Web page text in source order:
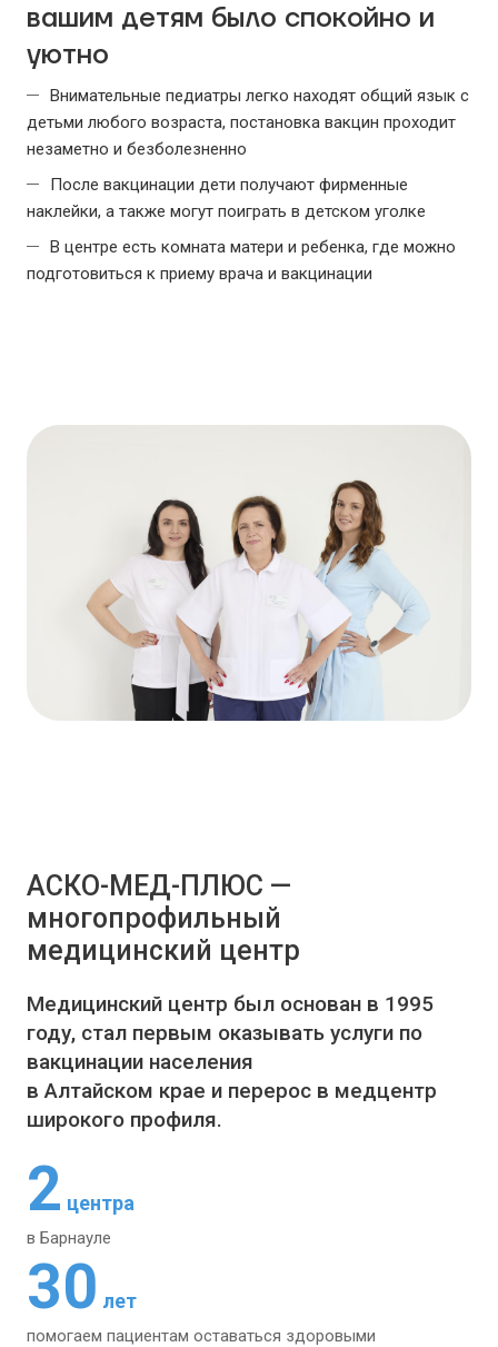
вашим детям было спокойно и
уютно
Внимательные педиатры легко находят общий язык с
детьми любого возраста, постановка вакцин проходит
незаметно и безболезненно
После вакцинации дети получают фирменные
наклейки, a также могут поиграть в детском уголке
В центре есть комната матери и ребенка, где можно
подготовиться к приему врача и вакцинации
АСКО-МЕД-ПЛЮС —
многопрофильный
медицинский центр
Медицинский центр был основан в 1995
году, стал первым оказывать услуги по
вакцинации населения
в Алтайском крае и перерос в медцентр
широкого профиля.
2 центра
в Барнауле
30 лет
помогаем пациентам оставаться здоровыми